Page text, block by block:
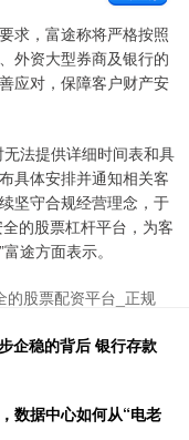
，富途称将严格按照
外资大型券商及银行的
应对，保障客户财产安
法提供详细时间表和具
具体安排并通知相关客
坚守合规经营理念，于
的股票杠杆平台，为客
途方面表示。
的股票配资平台_正规
企稳的背后 银行存款
数据中心如何从“电老